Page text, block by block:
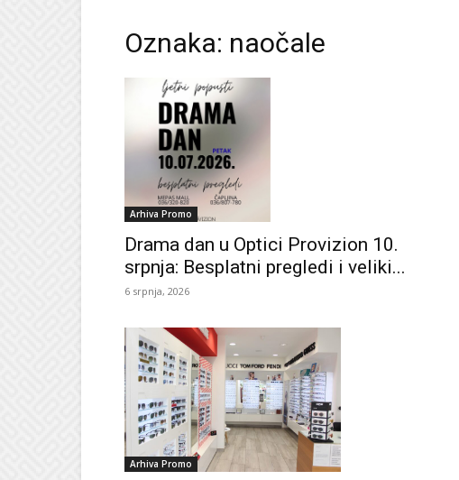
Oznaka: naočale
Arhiva Promo
Drama dan u Optici Provizion 10.
srpnja: Besplatni pregledi i veliki...
6 srpnja, 2026
Arhiva Promo